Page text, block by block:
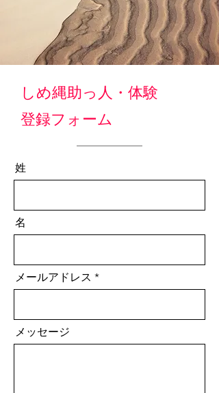
しめ縄助っ人・体験
登録フォーム
姓
名
メールアドレス
メッセージ